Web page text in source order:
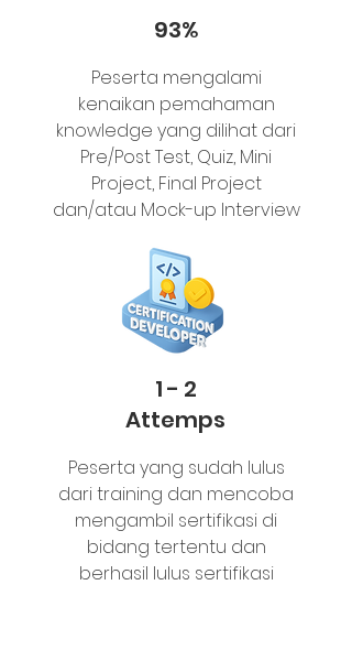
93%
Peserta mengalami
kenaikan pemahaman
knowledge yang dilihat dari
Pre/Post Test, Quiz, Mini
Project, Final Project
dan/atau Mock-up Interview
1 - 2
Attemps
Peserta yang sudah lulus
dari training dan mencoba
mengambil sertifikasi di
bidang tertentu dan
berhasil lulus sertifikasi